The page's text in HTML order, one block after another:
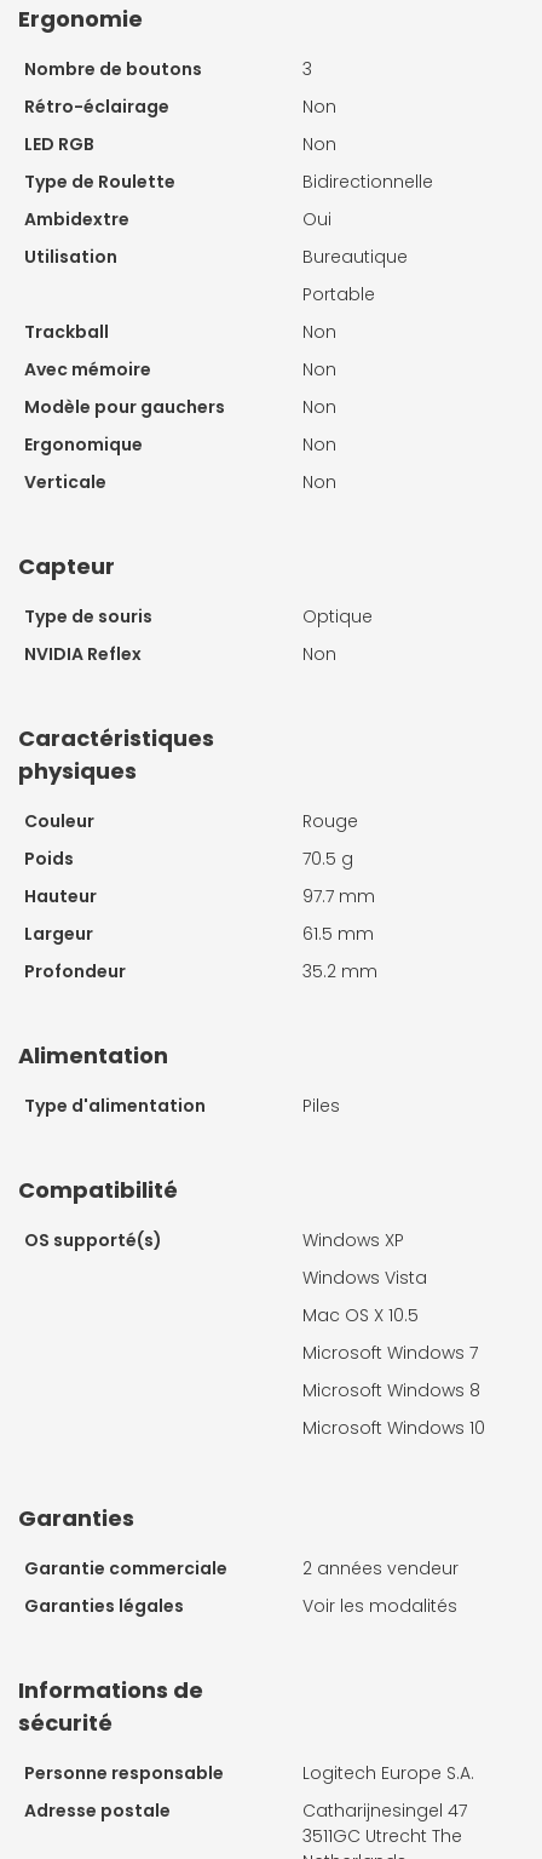
Ergonomie
Nombre de boutons
3
Rétro-éclairage
Non
LED RGB
Non
Type de Roulette
Bidirectionnelle
Ambidextre
Oui
Utilisation
Bureautique
Portable
Trackball
Non
Avec mémoire
Non
Modèle pour gauchers
Non
Ergonomique
Non
Verticale
Non
Capteur
Type de souris
Optique
NVIDIA Reflex
Non
Caractéristiques
physiques
Couleur
Rouge
Poids
70.5 g
Hauteur
97.7 mm
Largeur
61.5 mm
Profondeur
35.2 mm
Alimentation
Type d'alimentation Piles
Compatibilité
OS supporté(s)
Windows XP
Windows Vista
Mac OS X 10.5
Microsoft Windows 7
Microsoft Windows 8
Microsoft Windows 10
Garanties
Garantie commerciale
2 années vendeur
Garanties légales
Voir les modalités
Informations de
sécurité
Personne responsable
Logitech Europe S.A.
Adresse postale
Catharijnesingel 47
3511GC Utrecht The